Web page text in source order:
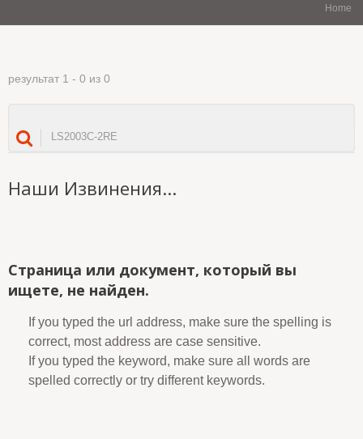
Home
результат 1 - 0 из 0
Наши Извинения...
Страница или документ, который вы
ищете, не найден.
If you typed the url address, make sure the spelling is
correct, most address are case sensitive.
If you typed the keyword, make sure all words are
spelled correctly or try different keywords.